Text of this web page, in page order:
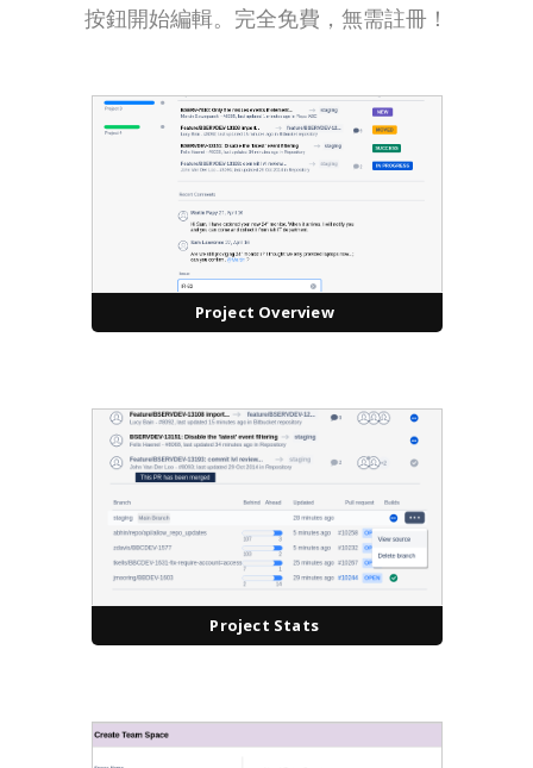
按鈕開始編輯。完全免費，無需註冊！
Project Overview
Project Stats